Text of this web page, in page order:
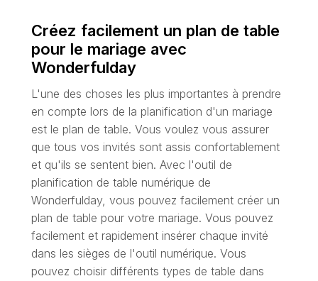
Créez facilement un plan de table
pour le mariage avec
Wonderfulday
L'une des choses les plus importantes à prendre
en compte lors de la planification d'un mariage
est le plan de table. Vous voulez vous assurer
que tous vos invités sont assis confortablement
et qu'ils se sentent bien. Avec l'outil de
planification de table numérique de
Wonderfulday, vous pouvez facilement créer un
plan de table pour votre mariage. Vous pouvez
facilement et rapidement insérer chaque invité
dans les sièges de l'outil numérique. Vous
pouvez choisir différents types de table dans